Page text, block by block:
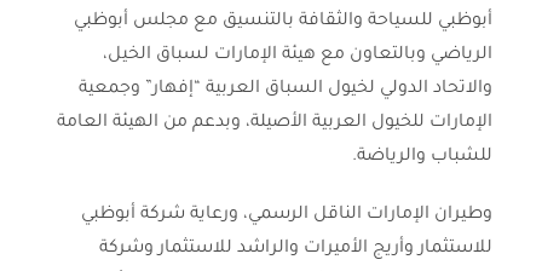
أبوظبي للسياحة والثقافة بالتنسيق مع مجلس أبوظبي
الرياضي وبالتعاون مع هيئة الإمارات لسباق الخيل،
والاتحاد الدولي لخيول السباق العربية “إفهار” وجمعية
الإمارات للخيول العربية الأصيلة، وبدعم من الهيئة العامة
للشباب والرياضة.
وطيران الإمارات الناقل الرسمي، ورعاية شركة أبوظبي
للاستثمار وأريج الأميرات والراشد للاستثمار وشركة